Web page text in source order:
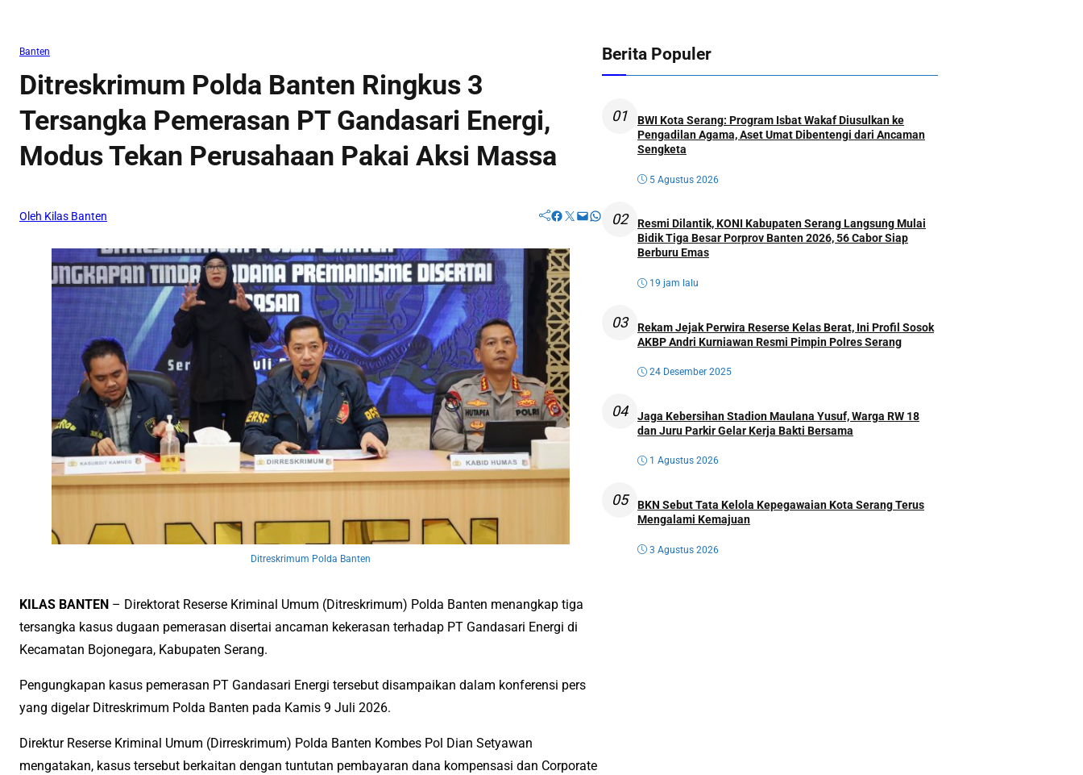
Banten
Ditreskrimum Polda Banten Ringkus 3
Tersangka Pemerasan PT Gandasari Energi,
Modus Tekan Perusahaan Pakai Aksi Massa
Oleh Kilas Banten Facebook Twitter Mail WhatsApp
Ditreskrimum Polda Banten
KILAS BANTEN – Direktorat Reserse Kriminal Umum (Ditreskrimum) Polda Banten menangkap tiga
tersangka kasus dugaan pemerasan disertai ancaman kekerasan terhadap PT Gandasari Energi di
Kecamatan Bojonegara, Kabupaten Serang.
Pengungkapan kasus pemerasan PT Gandasari Energi tersebut disampaikan dalam konferensi pers
yang digelar Ditreskrimum Polda Banten pada Kamis 9 Juli 2026.
Direktur Reserse Kriminal Umum (Dirreskrimum) Polda Banten Kombes Pol Dian Setyawan
mengatakan, kasus tersebut berkaitan dengan tuntutan pembayaran dana kompensasi dan Corporate
Berita Populer
01
BWI Kota Serang: Program Isbat Wakaf Diusulkan ke
Pengadilan Agama, Aset Umat Dibentengi dari Ancaman
Sengketa
5 Agustus 2026
02
Resmi Dilantik, KONI Kabupaten Serang Langsung Mulai
Bidik Tiga Besar Porprov Banten 2026, 56 Cabor Siap
Berburu Emas
19 jam lalu
03
Rekam Jejak Perwira Reserse Kelas Berat, Ini Profil Sosok
AKBP Andri Kurniawan Resmi Pimpin Polres Serang
24 Desember 2025
04
Jaga Kebersihan Stadion Maulana Yusuf, Warga RW 18
dan Juru Parkir Gelar Kerja Bakti Bersama
1 Agustus 2026
05
BKN Sebut Tata Kelola Kepegawaian Kota Serang Terus
Mengalami Kemajuan
3 Agustus 2026